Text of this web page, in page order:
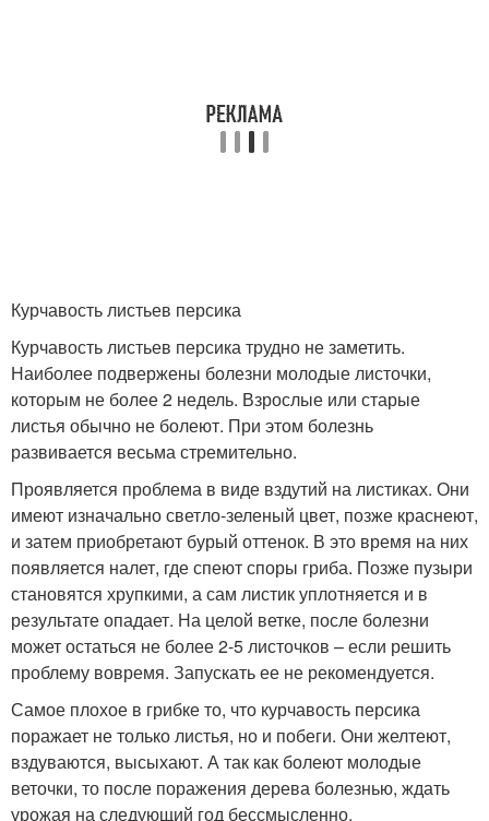
Курчавость листьев персика
Курчавость листьев персика трудно не заметить.
Наиболее подвержены болезни молодые листочки,
которым не более 2 недель. Взрослые или старые
листья обычно не болеют. При этом болезнь
развивается весьма стремительно.
Проявляется проблема в виде вздутий на листиках. Они
имеют изначально светло-зеленый цвет, позже краснеют,
и затем приобретают бурый оттенок. В это время на них
появляется налет, где спеют споры гриба. Позже пузыри
становятся хрупкими, а сам листик уплотняется и в
результате опадает. На целой ветке, после болезни
может остаться не более 2-5 листочков – если решить
проблему вовремя. Запускать ее не рекомендуется.
Самое плохое в грибке то, что курчавость персика
поражает не только листья, но и побеги. Они желтеют,
вздуваются, высыхают. А так как болеют молодые
веточки, то после поражения дерева болезнью, ждать
урожая на следующий год бессмысленно.